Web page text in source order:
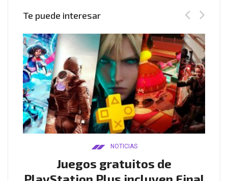
Te puede interesar
NOTICIAS
Juegos gratuitos de